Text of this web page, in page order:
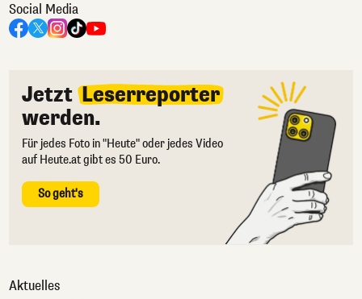
Social Media
Jetzt Leserreporter
werden.
Für jedes Foto in "Heute" oder jedes Video
auf Heute.at gibt es 50 Euro.
So geht's
Aktuelles